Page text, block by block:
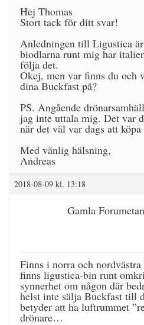
Hej Thomas
Stort tack för ditt svar!
Anledningen till Ligustica
biodlarna runt mig har
följa det.
Okej, men var finns du och
dina Buckfast på?
PS. Angående
jag inte uttala mig. Det var
när det väl var dags att
Med vänlig hälsning,
Andreas
2018-08-09 kl. 13:18
Gamla
Finns i norra och
finns ligustica-bin runt
synnerhet om någon där
helst inte sälja Buckfast till
betyder att ha luftrummet
drönare…